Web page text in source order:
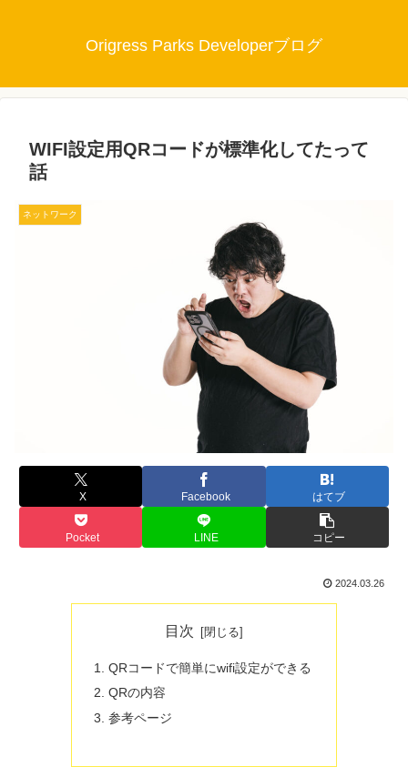
Origress Parks Developerブログ
WIFI設定用QRコードが標準化してたって
話
ネットワーク
X Facebook はてブ
Pocket LINE コピー
2024.03.26
目次
QRコードで簡単にwifi設定ができる
QRの内容
参考ページ